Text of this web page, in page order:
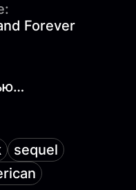
Forever
sequel